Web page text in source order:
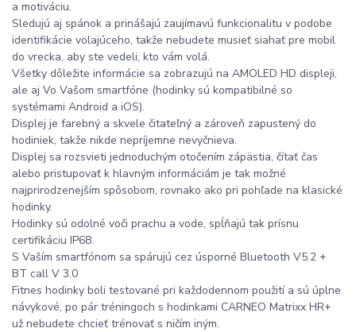
a motiváciu.
Sledujú aj spánok a prinášajú zaujímavú funkcionalitu v podobe
identifikácie volajúceho, takže nebudete musieť siahať pre mobil
do vrecka, aby ste vedeli, kto vám volá.
Všetky dôležite informácie sa zobrazujú na AMOLED HD displeji,
ale aj Vo Vašom smartfóne (hodinky sú kompatibilné so
systémami Android a iOS).
Displej je farebný a skvele čitateľný a zároveň zapustený do
hodiniek, takže nikde nepríjemne nevyčnieva.
Displej sa rozsvieti jednoduchým otočením zápästia, čítať čas
alebo pristupovať k hlavným informáciám je tak možné
najprirodzenejším spôsobom, rovnako ako pri pohľade na klasické
hodinky.
Hodinky sú odolné voči prachu a vode, spĺňajú tak prísnu
certifikáciu IP68.
S Vaším smartfónom sa spárujú cez úsporné Bluetooth V5.2 +
BT call V 3.0
Fitnes hodinky boli testované pri každodennom použití a sú úplne
návykové, po pár tréningoch s hodinkami CARNEO Matrixx HR+
už nebudete chcieť trénovať s ničím iným.